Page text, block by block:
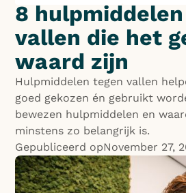
8
vallen die het
waard zijn
Hulpmiddelen tegen vallen
goed gekozen én gebruikt
bewezen hulpmiddelen en
minstens zo belangrijk is.
Gepubliceerd opNovember 27,